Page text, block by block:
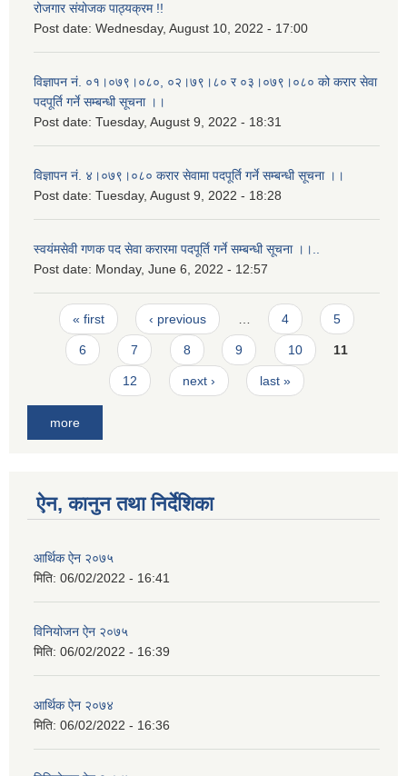
रोजगार संयोजक पाठ्यक्रम !!
Post date: Wednesday, August 10, 2022 - 17:00
विज्ञापन नं. ०१।०७९।०८०, ०२।७९।८० र ०३।०७९।०८० को करार सेवा
पदपूर्ति गर्ने सम्बन्धी सूचना ।।
Post date: Tuesday, August 9, 2022 - 18:31
विज्ञापन नं. ४।०७९।०८० करार सेवामा पदपूर्ति गर्ने सम्बन्धी सूचना ।।
Post date: Tuesday, August 9, 2022 - 18:28
स्वयंमसेवी गणक पद सेवा करारमा पदपूर्ति गर्ने सम्बन्धी सूचना ।।..
Post date: Monday, June 6, 2022 - 12:57
Pages
« first ‹ previous 4 5
6 7 8 9 10 11
12 next › last »
more
ऐन, कानुन तथा निर्देशिका
आर्थिक ऐन २०७५
मिति: 06/02/2022 - 16:41
विनियोजन ऐन २०७५
मिति: 06/02/2022 - 16:39
आर्थिक ऐन २०७४
मिति: 06/02/2022 - 16:36